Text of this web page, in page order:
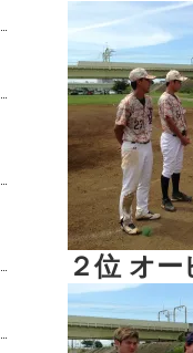
２位 オ